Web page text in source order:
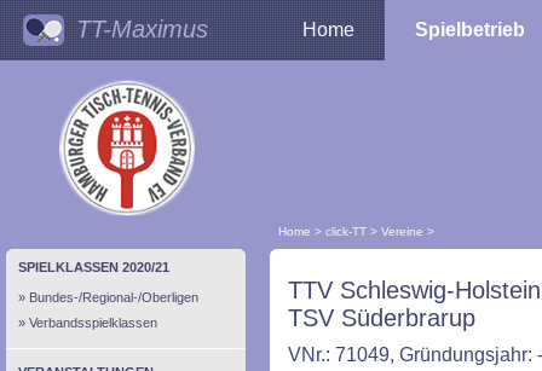
TT-Maximus Home Spielbetrieb
Home > click-TT > Vereine >
SPIELKLASSEN 2020/21
Bundes-/Regional-/Oberligen
Verbandsspielklassen
TTV Schleswig-Holstein
TSV Süderbrarup
VNr.: 71049, Gründungsjahr: -